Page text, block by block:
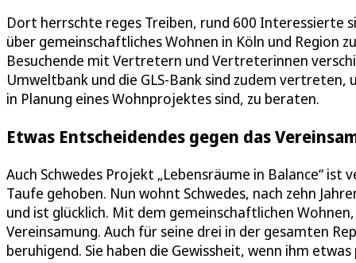
Dort herrschte reges Treiben, rund 600 Interessierte
über gemeinschaftliches Wohnen in Köln und Region
Besuchende mit Vertretern und Vertreterinnen
Umweltbank und die GLS-Bank sind zudem
in Planung eines Wohnprojektes sind, zu beraten.
Etwas Entscheidendes gegen das
Auch Schwedes Projekt „Lebensräume in Balance“
Taufe gehoben. Nun wohnt Schwedes, nach zehn
und ist glücklich. Mit dem gemeinschaftlichen
Vereinsamung. Auch für seine drei in der gesamten
beruhigend. Sie haben die Gewissheit, wenn ihm